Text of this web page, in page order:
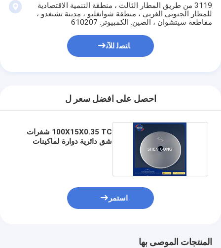
3119 من طريق المطار الثالث ، منطقة التنمية الاقتصادية
للمطار الجنوبي الغربي ، منطقة شوانغليو ، مدينة تشنغدو ،
مقاطعة سيتشوان ، الصين. الكمبيوتر. 610207
ﺎﺘﺼﻟ ﺍﻶﻧ
احصل على افضل سعر ل
100X15X0.35 TC شفرات
شق دائرية دوارة لماكينات
استمر
المنتجات الموصى بها